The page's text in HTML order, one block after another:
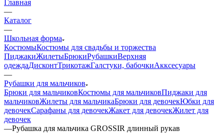
Главная
—
Каталог
—
Школьная форма
КостюмыКостюмы для свадьбы и торжества
ПиджакиЖилетыБрюкиРубашкиВерхняя
одеждаДисконтТрикотажГалстуки, бабочкиАкксесуары
—
Рубашки для мальчиков
Брюки для мальчиковКостюмы для мальчиковПиджаки для
мальчиковЖилеты для мальчикаБрюки для девочекЮбки для
девочекСарафаны для девочекЖакет для девочекЖилет для
девочек
—Рубашка для мальчика GROSSIR длинный рукав